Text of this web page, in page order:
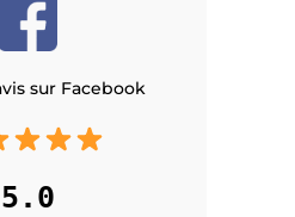
sur Facebook
5.0